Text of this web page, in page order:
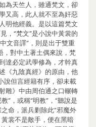
為天竺人，雖通梵文，卻
又高，此人就不至為奸惡
明他經義。是以這篇梵文
，“梵文”是小說中黃裳的
文音譯”，則是出于雙重
對中土著土偶來說，梵
達必定武學修為，才幹真
《九陰真經》的原由，他
說但言經籍有序，卻未載
雕》中由周伯通之口輾轉
”，或稱“明教”，“聽說是
命，派兵剿除此“邪魔外
裳不是敵手，便在黑暗